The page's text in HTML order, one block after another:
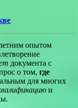
опытом
документа с
о том, где
для многих
и